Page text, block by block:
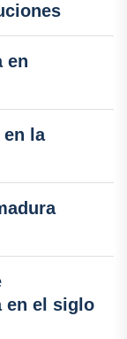
en
la
en el siglo